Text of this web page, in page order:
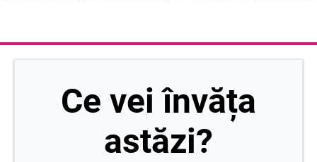
Ce vei învăța
astăzi?